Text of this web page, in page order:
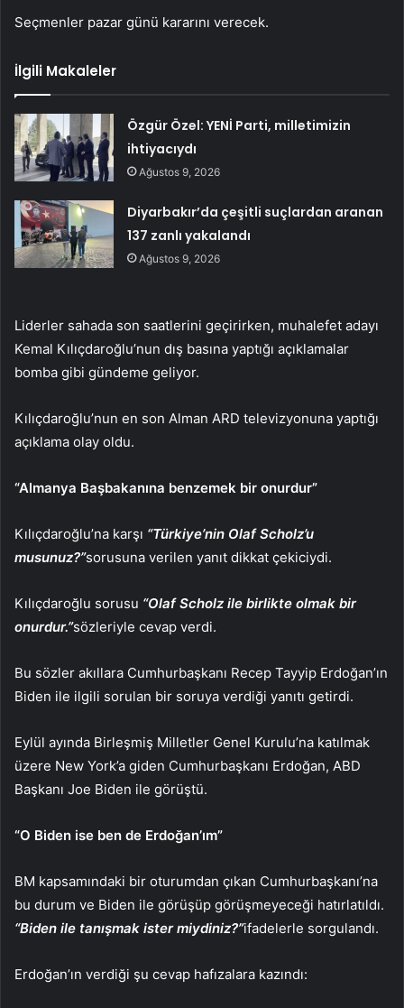
Seçmenler pazar günü kararını verecek.
İlgili Makaleler
Özgür Özel: YENİ Parti, milletimizin
ihtiyacıydı
Ağustos 9, 2026
Diyarbakır’da çeşitli suçlardan aranan
137 zanlı yakalandı
Ağustos 9, 2026
Liderler sahada son saatlerini geçirirken, muhalefet adayı
Kemal Kılıçdaroğlu’nun dış basına yaptığı açıklamalar
bomba gibi gündeme geliyor.
Kılıçdaroğlu’nun en son Alman ARD televizyonuna yaptığı
açıklama olay oldu.
“Almanya Başbakanına benzemek bir onurdur”
Kılıçdaroğlu’na karşı “Türkiye’nin Olaf Scholz’u
musunuz?”sorusuna verilen yanıt dikkat çekiciydi.
Kılıçdaroğlu sorusu “Olaf Scholz ile birlikte olmak bir
onurdur.”sözleriyle cevap verdi.
Bu sözler akıllara Cumhurbaşkanı Recep Tayyip Erdoğan’ın
Biden ile ilgili sorulan bir soruya verdiği yanıtı getirdi.
Eylül ayında Birleşmiş Milletler Genel Kurulu’na katılmak
üzere New York’a giden Cumhurbaşkanı Erdoğan, ABD
Başkanı Joe Biden ile görüştü.
“O Biden ise ben de Erdoğan’ım”
BM kapsamındaki bir oturumdan çıkan Cumhurbaşkanı’na
bu durum ve Biden ile görüşüp görüşmeyeceği hatırlatıldı.
“Biden ile tanışmak ister miydiniz?”ifadelerle sorgulandı.
Erdoğan’ın verdiği şu cevap hafızalara kazındı: